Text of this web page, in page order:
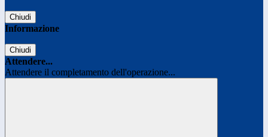
Chiudi
Informazione
Chiudi
Attendere...
Attendere il completamento dell'operazione...